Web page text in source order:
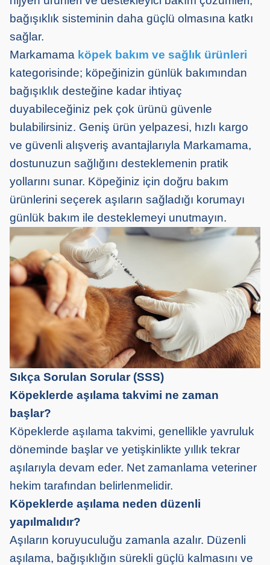
bağışıklık sisteminin daha güçlü olmasına katkı
sağlar.
Markamama köpek bakım ve sağlık ürünleri
kategorisinde; köpeğinizin günlük bakımından
bağışıklık desteğine kadar ihtiyaç
duyabileceğiniz pek çok ürünü güvenle
bulabilirsiniz. Geniş ürün yelpazesi, hızlı kargo
ve güvenli alışveriş avantajlarıyla Markamama,
dostunuzun sağlığını desteklemenin pratik
yollarını sunar. Köpeğiniz için doğru bakım
ürünlerini seçerek aşıların sağladığı korumayı
günlük bakım ile desteklemeyi unutmayın.
Sıkça Sorulan Sorular (SSS)
Köpeklerde aşılama takvimi ne zaman
başlar?
Köpeklerde aşılama takvimi, genellikle yavruluk
döneminde başlar ve yetişkinlikte yıllık tekrar
aşılarıyla devam eder. Net zamanlama veteriner
hekim tarafından belirlenmelidir.
Köpeklerde aşılama neden düzenli
yapılmalıdır?
Aşıların koruyuculuğu zamanla azalır. Düzenli
aşılama, bağışıklığın sürekli güçlü kalmasını ve